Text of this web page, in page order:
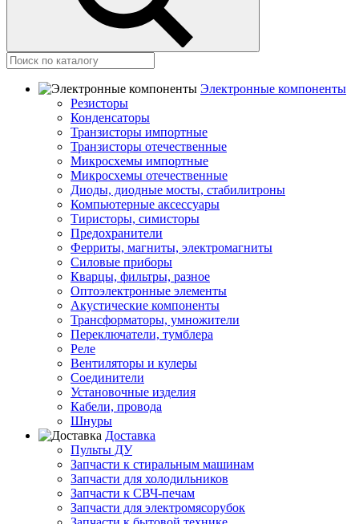
Электронные компоненты
Резисторы
Конденсаторы
Транзисторы импортные
Транзисторы отечественные
Микросхемы импортные
Микросхемы отечественные
Диоды, диодные мосты, стабилитроны
Компьютерные аксессуары
Тиристоры, симисторы
Предохранители
Ферриты, магниты, электромагниты
Силовые приборы
Кварцы, фильтры, разное
Оптоэлектронные элементы
Акустические компоненты
Трансформаторы, умножители
Переключатели, тумблера
Реле
Вентиляторы и кулеры
Соединители
Установочные изделия
Кабели, провода
Шнуры
Доставка
Пульты ДУ
Запчасти к стиральным машинам
Запчасти для холодильников
Запчасти к СВЧ-печам
Запчасти для электромясорубок